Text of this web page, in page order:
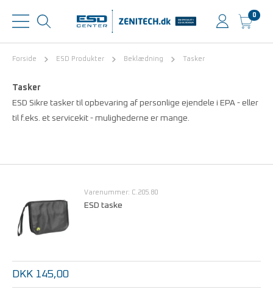
0
Forside ESD Produkter Beklædning Tasker
Tasker
ESD Sikre tasker til opbevaring af personlige ejendele i EPA - eller
til f.eks. et servicekit - mulighederne er mange.
Varenummer: C.205.80
ESD taske
DKK 145,00